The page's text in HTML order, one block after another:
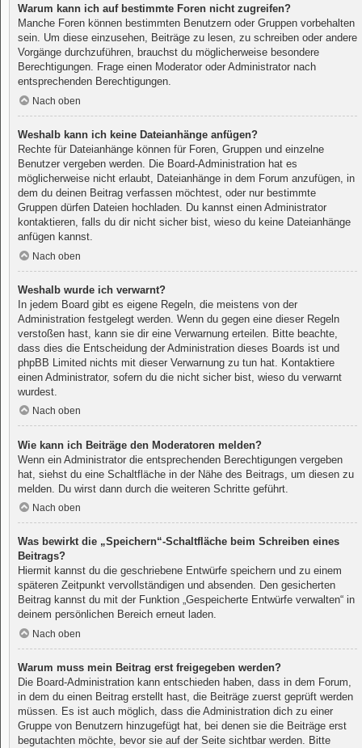
Warum kann ich auf bestimmte Foren nicht zugreifen?
Manche Foren können bestimmten Benutzern oder Gruppen vorbehalten
sein. Um diese einzusehen, Beiträge zu lesen, zu schreiben oder andere
Vorgänge durchzuführen, brauchst du möglicherweise besondere
Berechtigungen. Frage einen Moderator oder Administrator nach
entsprechenden Berechtigungen.
Nach oben
Weshalb kann ich keine Dateianhänge anfügen?
Rechte für Dateianhänge können für Foren, Gruppen und einzelne
Benutzer vergeben werden. Die Board-Administration hat es
möglicherweise nicht erlaubt, Dateianhänge in dem Forum anzufügen, in
dem du deinen Beitrag verfassen möchtest, oder nur bestimmte
Gruppen dürfen Dateien hochladen. Du kannst einen Administrator
kontaktieren, falls du dir nicht sicher bist, wieso du keine Dateianhänge
anfügen kannst.
Nach oben
Weshalb wurde ich verwarnt?
In jedem Board gibt es eigene Regeln, die meistens von der
Administration festgelegt werden. Wenn du gegen eine dieser Regeln
verstoßen hast, kann sie dir eine Verwarnung erteilen. Bitte beachte,
dass dies die Entscheidung der Administration dieses Boards ist und
phpBB Limited nichts mit dieser Verwarnung zu tun hat. Kontaktiere
einen Administrator, sofern du die nicht sicher bist, wieso du verwarnt
wurdest.
Nach oben
Wie kann ich Beiträge den Moderatoren melden?
Wenn ein Administrator die entsprechenden Berechtigungen vergeben
hat, siehst du eine Schaltfläche in der Nähe des Beitrags, um diesen zu
melden. Du wirst dann durch die weiteren Schritte geführt.
Nach oben
Was bewirkt die „Speichern“-Schaltfläche beim Schreiben eines
Beitrags?
Hiermit kannst du die geschriebene Entwürfe speichern und zu einem
späteren Zeitpunkt vervollständigen und absenden. Den gesicherten
Beitrag kannst du mit der Funktion „Gespeicherte Entwürfe verwalten“ in
deinem persönlichen Bereich erneut laden.
Nach oben
Warum muss mein Beitrag erst freigegeben werden?
Die Board-Administration kann entschieden haben, dass in dem Forum,
in dem du einen Beitrag erstellt hast, die Beiträge zuerst geprüft werden
müssen. Es ist auch möglich, dass die Administration dich zu einer
Gruppe von Benutzern hinzugefügt hat, bei denen sie die Beiträge erst
begutachten möchte, bevor sie auf der Seite sichtbar werden. Bitte